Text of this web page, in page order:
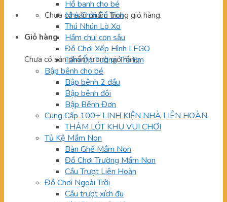
Chưa có sản phẩm trong giỏ hàng.
Giỏ hàng
Chưa có sản phẩm trong giỏ hàng.
Hồ banh cho bé
Nhà Chòi Cổ Tích
Thú Nhún Lò Xo
Hầm chui con sâu
Đồ Chơi Xếp Hình LEGO
Tấm Ốp Tường Trẻ Em
Bập bênh cho bé
Bập bênh 2 đầu
Bập bênh đôi
Bập Bênh Đơn
Cung Cấp 100+ LINH KIỆN NHÀ LIÊN HOÀN
THẢM LÓT KHU VUI CHƠI
Tủ Kệ Mầm Non
Bàn Ghế Mầm Non
Đồ Chơi Trường Mầm Non
Cầu Trượt Liên Hoàn
Đồ Chơi Ngoài Trời
Cầu trượt xích đu